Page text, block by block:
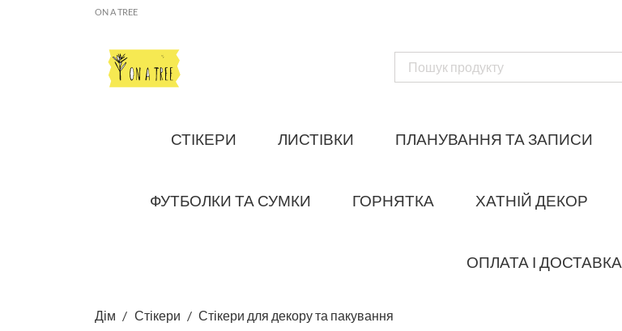
ON A TREE
СТІКЕРИ ЛИСТІВКИ ПЛАНУВАННЯ ТА ЗАПИСИ
ФУТБОЛКИ ТА СУМКИ ГОРНЯТКА ХАТНІЙ ДЕКОР
ОПЛАТА І ДОСТАВКА
Дім Стікери Стікери для декору та пакування